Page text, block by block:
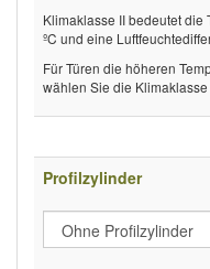
Klimaklasse II bedeutet die
ºC und eine
Für Türen die höheren
wählen Sie die Klimaklasse
Profilzylinder